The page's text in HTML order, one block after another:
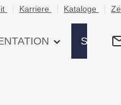
Karriere Kataloge
SHOP